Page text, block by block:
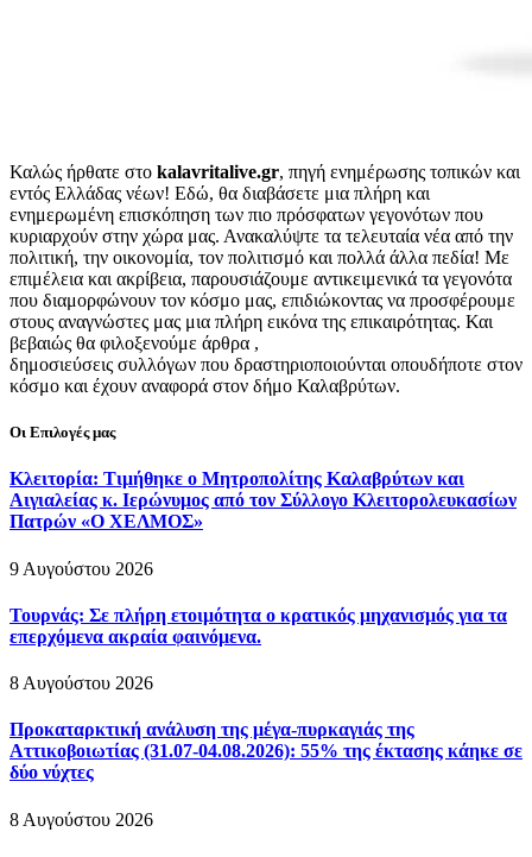
Καλώς ήρθατε στο kalavritalive.gr, πηγή ενημέρωσης τοπικών και
εντός Ελλάδας νέων! Εδώ, θα διαβάσετε μια πλήρη και
ενημερωμένη επισκόπηση των πιο πρόσφατων γεγονότων που
κυριαρχούν στην χώρα μας. Ανακαλύψτε τα τελευταία νέα από την
πολιτική, την οικονομία, τον πολιτισμό και πολλά άλλα πεδία! Με
επιμέλεια και ακρίβεια, παρουσιάζουμε αντικειμενικά τα γεγονότα
που διαμορφώνουν τον κόσμο μας, επιδιώκοντας να προσφέρουμε
στους αναγνώστες μας μια πλήρη εικόνα της επικαιρότητας. Και
βεβαιώς θα φιλοξενούμε άρθρα ,
δημοσιεύσεις συλλόγων που δραστηριοποιούνται οπουδήποτε στον
κόσμο και έχουν αναφορά στον δήμο Καλαβρύτων.
Οι Επιλογές μας
Κλειτορία: Τιμήθηκε ο Μητροπολίτης Καλαβρύτων και
Αιγιαλείας κ. Ιερώνυμος από τον Σύλλογο Κλειτορολευκασίων
Πατρών «Ο ΧΕΛΜΟΣ»
9 Αυγούστου 2026
Τουρνάς: Σε πλήρη ετοιμότητα ο κρατικός μηχανισμός για τα
επερχόμενα ακραία φαινόμενα.
8 Αυγούστου 2026
Προκαταρκτική ανάλυση της μέγα-πυρκαγιάς της
Αττικοβοιωτίας (31.07-04.08.2026): 55% της έκτασης κάηκε σε
δύο νύχτες
8 Αυγούστου 2026